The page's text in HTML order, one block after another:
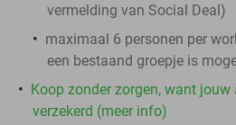
vermelding van Social Deal)
maximaal 6 personen per
een bestaand groepje is
Koop zonder zorgen, want jouw
verzekerd (meer info)